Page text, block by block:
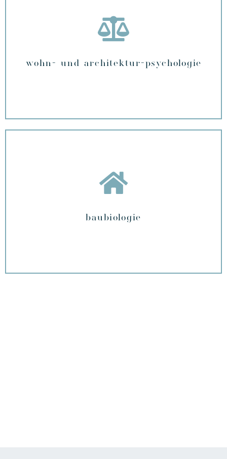
wohn- und architektur-psychologie
baubiologie